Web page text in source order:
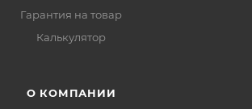
Гарантия на товар
Калькулятор
О КОМПАНИИ